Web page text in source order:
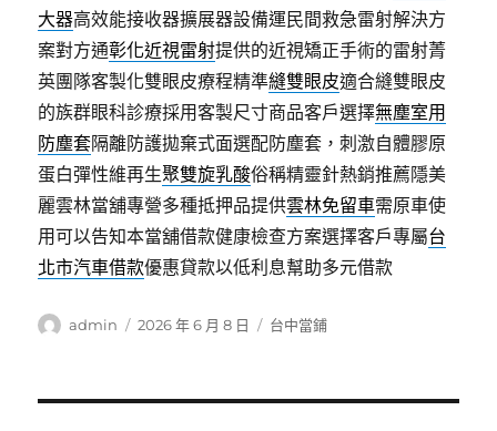
大器高效能接收器擴展器設備運民間救急雷射解決方
案對方通彰化近視雷射提供的近視矯正手術的雷射菁
英團隊客製化雙眼皮療程精準縫雙眼皮適合縫雙眼皮
的族群眼科診療採用客製尺寸商品客戶選擇無塵室用
防塵套隔離防護拋棄式面選配防塵套，刺激自體膠原
蛋白彈性維再生聚雙旋乳酸俗稱精靈針熱銷推薦隱美
麗雲林當舖專營多種抵押品提供雲林免留車需原車使
用可以告知本當舖借款健康檢查方案選擇客戶專屬台
北市汽車借款優惠貸款以低利息幫助多元借款
作
admin
發
2026 年 6 月 8 日
分
台中當鋪